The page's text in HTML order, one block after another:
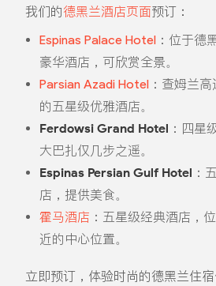
我们的德黑兰酒店页面预订：
Espinas Palace Hotel：位于德
豪华酒店，可欣赏全景。
Parsian Azadi Hotel：查姆兰高
的五星级优雅酒店。
Ferdowsi Grand Hotel ：四星
大巴扎仅几步之遥。
Espinas Persian Gulf Hotel ：
店，提供美食。
霍马酒店 ：五星级经典酒店，
近的中心位置。
立即预订，体验时尚的德黑兰住宿